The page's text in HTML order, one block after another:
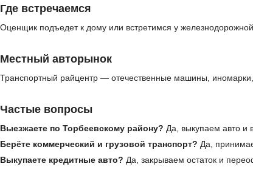
Где встречаемся
Оценщик подъедет к дому или встретимся у
Местный авторынок
Транспортный райцентр — отечественные машины,
Частые вопросы
Выезжаете по Торбеевскому району? Да, выкупаем авто и
Берёте коммерческий и грузовой транспорт? Да,
Выкупаете кредитные авто? Да, закрываем остаток и